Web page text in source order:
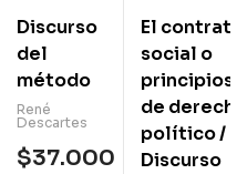
Discurso
del
método
René
Descartes
$37.000
El contrato
social o
principios
de derecho
político /
Discurso